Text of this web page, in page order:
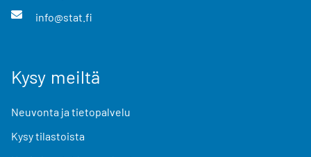
info@stat.fi
Kysy meiltä
Neuvonta ja tietopalvelu
Kysy tilastoista